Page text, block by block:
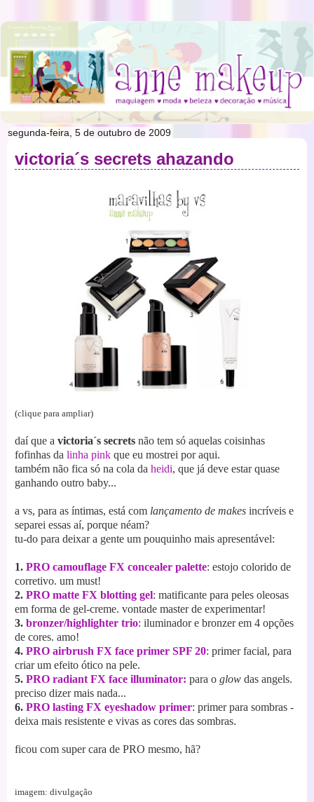
segunda-feira, 5 de outubro de 2009
victoria´s secrets ahazando
(clique para ampliar)
daí que a victoria´s secrets não tem só aquelas coisinhas
fofinhas da linha pink que eu mostrei por aqui.
também não fica só na cola da heidi, que já deve estar quase
ganhando outro baby...
a vs, para as íntimas, está com lançamento de makes incríveis e
separei essas aí, porque néam?
tu-do para deixar a gente um pouquinho mais apresentável:
1. PRO camouflage FX concealer palette: estojo colorido de
corretivo. um must!
2. PRO matte FX blotting gel: matificante para peles oleosas
em forma de gel-creme. vontade master de experimentar!
3. bronzer/highlighter trio: iluminador e bronzer em 4 opções
de cores. amo!
4. PRO airbrush FX face primer SPF 20: primer facial, para
criar um efeito ótico na pele.
5. PRO radiant FX face illuminator: para o glow das angels.
preciso dizer mais nada...
6. PRO lasting FX eyeshadow primer: primer para sombras -
deixa mais resistente e vivas as cores das sombras.
ficou com super cara de PRO mesmo, hã?
imagem: divulgação